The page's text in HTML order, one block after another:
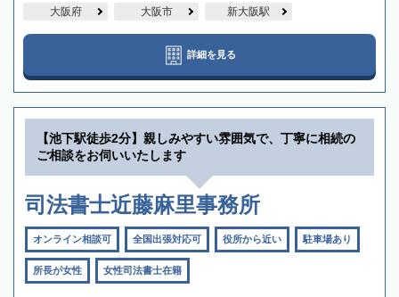
大阪府 大阪市 新大阪駅
詳細を見る
【池下駅徒歩2分】親しみやすい雰囲気で、丁寧に相続の
ご相談をお伺いいたします
司法書士近藤麻里事務所
オンライン相談可 全国出張対応可 役所から近い 駐車場あり
所長が女性 女性司法書士在籍